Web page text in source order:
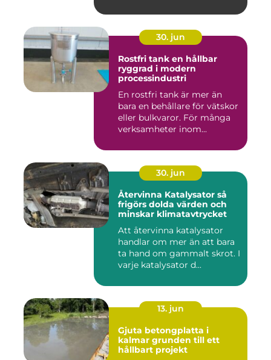
30. jun
Rostfri tank en hållbar
ryggrad i modern
processindustri
En rostfri tank är mer än
bara en behållare för vätskor
eller bulkvaror. För många
verksamheter inom...
30. jun
Återvinna Katalysator så
frigörs dolda värden och
minskar klimatavtrycket
Att återvinna katalysator
handlar om mer än att bara
ta hand om gammalt skrot. I
varje katalysator d...
13. jun
Gjuta betongplatta i
kalmar grunden till ett
hållbart projekt